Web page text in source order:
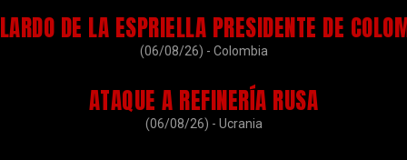
DE LA ESPRIELLA PRESIDENTE DE
(06/08/26) - Colombia
ATAQUE A REFINERÍA RUSA
(06/08/26) - Ucrania